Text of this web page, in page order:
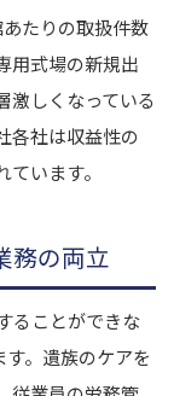
たりの取扱件数
用式場の新規出
激しくなっている
各社は収益性の
います。
務の両立
ることができな
。遺族のケアを